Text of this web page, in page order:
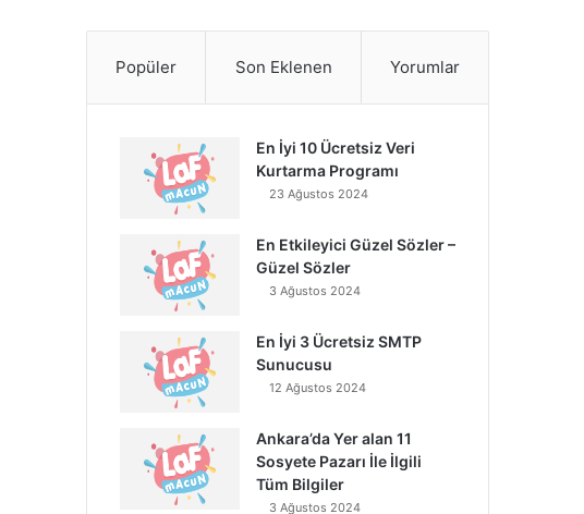
Popüler Son Eklenen Yorumlar
En İyi 10 Ücretsiz Veri
Kurtarma Programı
23 Ağustos 2024
En Etkileyici Güzel Sözler –
Güzel Sözler
3 Ağustos 2024
En İyi 3 Ücretsiz SMTP
Sunucusu
12 Ağustos 2024
Ankara’da Yer alan 11
Sosyete Pazarı İle İlgili
Tüm Bilgiler
3 Ağustos 2024